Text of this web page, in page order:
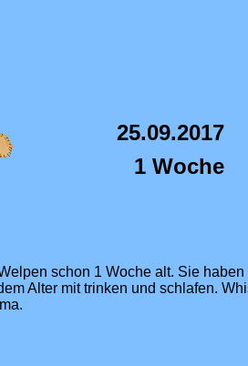
25.09.2017
1 Woche
schon 1 Woche alt. Sie
Alter mit trinken und schlafen.